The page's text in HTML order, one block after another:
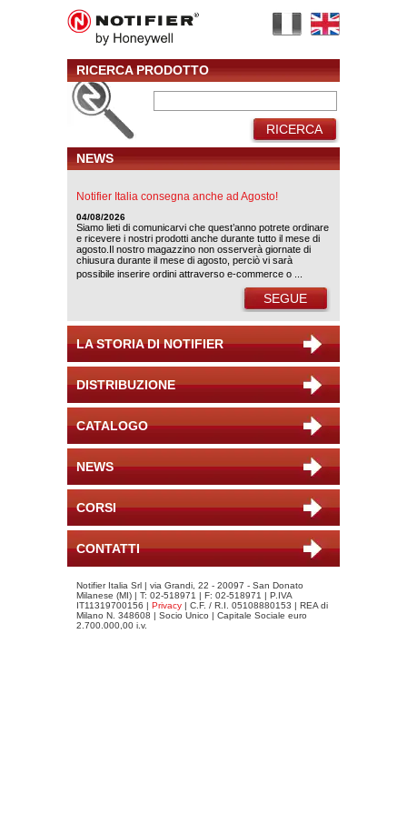
RICERCA PRODOTTO
RICERCA
NEWS
Notifier Italia consegna anche ad Agosto!
04/08/2026
Siamo lieti di comunicarvi che quest’anno potrete ordinare
e ricevere i nostri prodotti anche durante tutto il mese di
agosto.Il nostro magazzino non osserverà giornate di
chiusura durante il mese di agosto, perciò vi sarà
possibile inserire ordini attraverso e-commerce o ...
SEGUE
LA STORIA DI NOTIFIER
DISTRIBUZIONE
CATALOGO
NEWS
CORSI
CONTATTI
Notifier Italia Srl | via Grandi, 22 - 20097 - San Donato
Milanese (MI) | T: 02-518971 | F: 02-518971 | P.IVA
IT11319700156 | Privacy | C.F. / R.I. 05108880153 | REA di
Milano N. 348608 | Socio Unico | Capitale Sociale euro
2.700.000,00 i.v.